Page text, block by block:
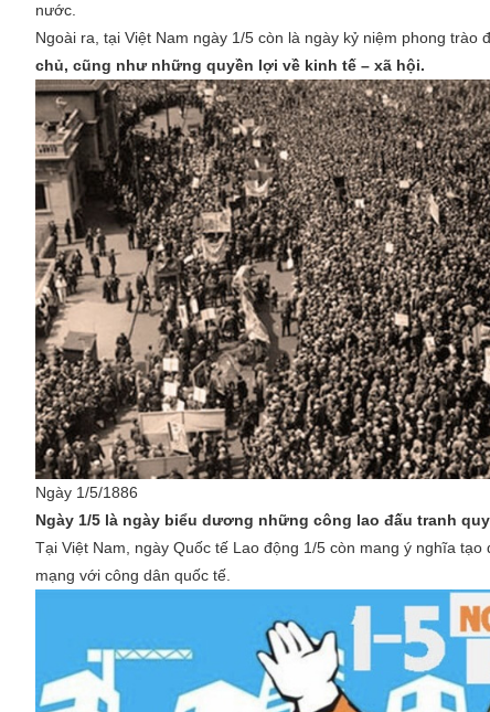
nước.
Ngoài ra, tại Việt Nam ngày 1/5 còn là ngày kỷ niệm phong trào
chủ, cũng như những quyền lợi về kinh tế – xã hội.
Ngày 1/5/1886
Ngày 1/5 là ngày biểu dương những công lao đấu tranh
Tại Việt Nam, ngày Quốc tế Lao động 1/5 còn mang ý nghĩa
mạng với công dân quốc tế.